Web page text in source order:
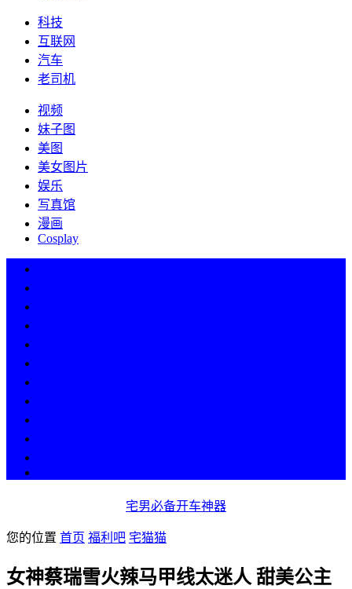
科技
互联网
汽车
老司机
视频
妹子图
美图
美女图片
娱乐
写真馆
漫画
Cosplay
宅男必备开车神器
您的位置 首页 福利吧 宅猫猫
女神蔡瑞雪火辣马甲线太迷人 甜美公主